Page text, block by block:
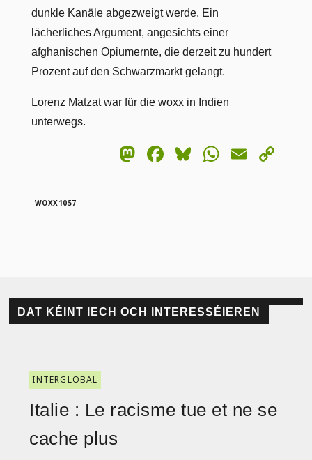
dunkle Kanäle abgezweigt werde. Ein
lächerliches Argument, angesichts einer
afghanischen Opiumernte, die derzeit zu hundert
Prozent auf den Schwarzmarkt gelangt.
Lorenz Matzat war für die woxx in Indien
unterwegs.
Mastodon
Facebook
BlueskyEmail
WOXX1057
DAT KÉINT IECH OCH INTERESSÉIEREN
INTERGLOBAL
Italie : Le racisme tue et ne se
cache plus